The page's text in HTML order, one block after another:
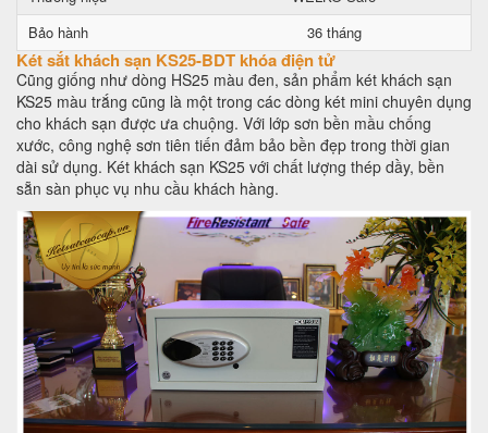
Bảo hành
36 tháng
Két sắt khách sạn KS25-BDT khóa điện tử
Cũng giống như dòng HS25 màu đen, sản phẩm két khách sạn
KS25 màu trắng cũng là một trong các dòng két mini chuyên dụng
cho khách sạn được ưa chuộng. Với lớp sơn bền mầu chống
xước, công nghệ sơn tiên tiến đảm bảo bền đẹp trong thời gian
dài sử dụng. Két khách sạn KS25 với chất lượng thép dầy, bền
sẵn sàn phục vụ nhu cầu khách hàng.